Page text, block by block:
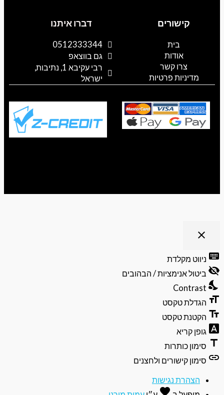
a
s
a
p
p
o
k
o
l
e
קישורים
בית
אודות
צרו קשר
מדיניות פרטיות
דברו איתנו
0512333344
גם בווצאפ
רבי עקיבא 1, נתיבות,
ישראל
close
וסגירה
של
תפריט
הנגישות
ניווט מקלדת
ביטול אנימציות / הבהובים
Contrast
הגדלת טקסט
הקטנת טקסט
גופן קריא
סימון כותרות
סימון קישורים ולחצנים
הצהרת נגישות
favoriteאהבה